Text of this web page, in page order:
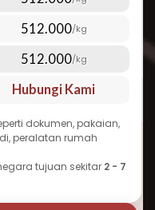
semakin
Inilah yang
terbaik untuk
tanpa
ke Nigeria
seputar
“berapa lama
512.000/kg
512.000/kg
Hubungi Kami
dokumen, pakaian,
peralatan rumah
tujuan sekitar 2 - 7